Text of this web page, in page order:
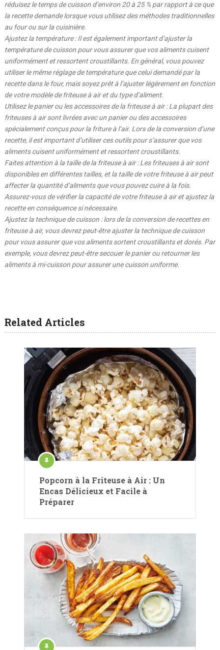
réduisez le temps de cuisson d’environ 20 à 25 % par rapport à ce que
la recette demande lorsque vous utilisez des méthodes traditionnelles
au four ou sur la cuisinière.
Ajustez la température : Il est également important d’ajuster la
température de cuisson pour vous assurer que vos aliments cuisent
uniformément et ressortent croustillants. En général, vous pouvez
utiliser le même réglage de température que celui demandé par la
recette dans le four, mais soyez prêt à l’ajuster légèrement en fonction
de votre modèle de friteuse à air et du type d’aliment.
Utilisez le panier ou les accessoires de la friteuse à air : La plupart des
friteuses à air sont livrées avec un panier ou des accessoires
spécialement conçus pour la friture à l’air. Lors de la conversion d’une
recette, il est important d’utiliser ces outils pour s’assurer que vos
aliments cuisent uniformément et ressortent croustillants.
Faites attention à la taille de la friteuse à air : Les friteuses à air sont
disponibles en différentes tailles, et la taille de votre friteuse à air peut
affecter la quantité d’aliments que vous pouvez cuire à la fois.
Assurez-vous de vérifier la capacité de votre friteuse à air et ajustez la
recette en conséquence si nécessaire.
Ajustez la technique de cuisson : lors de la conversion de recettes en
friteuse à air, vous devrez peut-être ajuster la technique de cuisson
pour vous assurer que vos aliments sortent croustillants et dorés. Par
exemple, vous devrez peut-être secouer le panier ou retourner les
aliments à mi-cuisson pour assurer une cuisson uniforme.
Related Articles
Popcorn à la Friteuse à Air : Un
Encas Délicieux et Facile à
Préparer